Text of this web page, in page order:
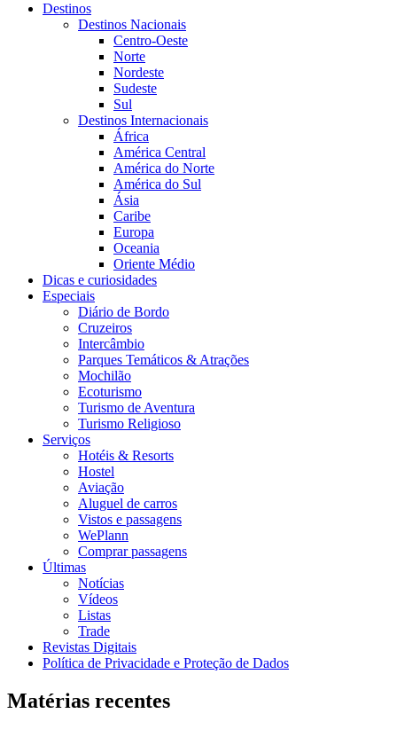
Destinos
Destinos Nacionais
Centro-Oeste
Norte
Nordeste
Sudeste
Sul
Destinos Internacionais
África
América Central
América do Norte
América do Sul
Ásia
Caribe
Europa
Oceania
Oriente Médio
Dicas e curiosidades
Especiais
Diário de Bordo
Cruzeiros
Intercâmbio
Parques Temáticos & Atrações
Mochilão
Ecoturismo
Turismo de Aventura
Turismo Religioso
Serviços
Hotéis & Resorts
Hostel
Aviação
Aluguel de carros
Vistos e passagens
WePlann
Comprar passagens
Últimas
Notícias
Vídeos
Listas
Trade
Revistas Digitais
Política de Privacidade e Proteção de Dados
Matérias recentes